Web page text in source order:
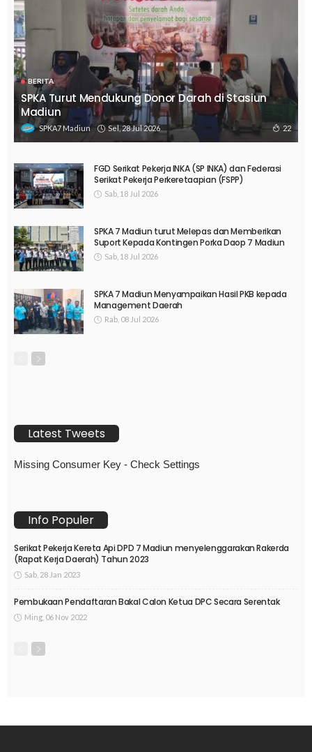
BERITA
SPKA Turut Mendukung Donor Darah di Stasiun
Madiun
SPKA7 Madiun Sel, 28 Jul 2026 22
FGD Serikat Pekerja INKA (SP INKA) dan Federasi
Serikat Pekerja Perkeretaapian (FSPP)
Sab, 18 Jul 2026
SPKA 7 Madiun turut Melepas dan Memberikan
Suport Kepada Kontingen Porka Daop 7 Madiun
Sab, 18 Jul 2026
SPKA 7 Madiun Menyampaikan Hasil PKB kepada
Management Daerah
Rab, 08 Jul 2026
Latest Tweets
Missing Consumer Key - Check Settings
Info Populer
Serikat Pekerja Kereta Api DPD 7 Madiun menyelenggarakan Rakerda
(Rapat Kerja Daerah) Tahun 2023
Sab, 28 Jan 2023
Pembukaan Pendaftaran Bakal Calon Ketua DPC Secara Serentak
Ming, 06 Nov 2022